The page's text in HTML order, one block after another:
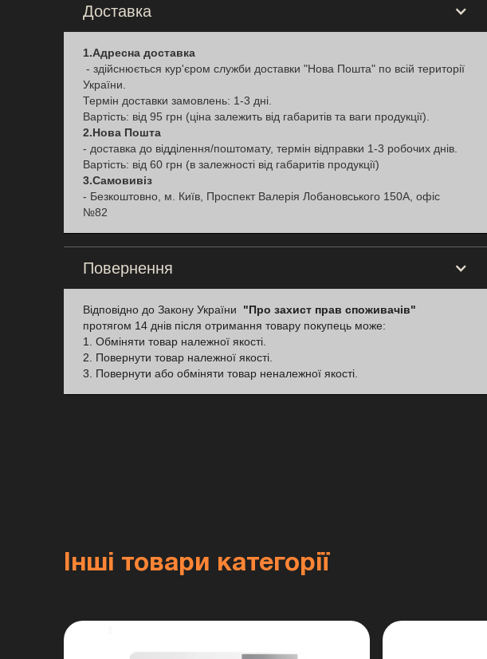
Доставка
1.Адресна доставка
- здійснюється кур'єром служби доставки "Нова Пошта" по всій території
України.
Термін доставки замовлень: 1-3 дні.
Вартість: від 95 грн (ціна залежить від габаритів та ваги продукції).
2.Нова Пошта
- доставка до відділення/поштомату, термін відправки 1-3 робочих днів.
Вартість: від 60 грн (в залежності від габаритів продукції)
3.Самовивіз
- Безкоштовно, м. Київ, Проспект Валерія Лобановського 150А, офіс
№82
Повернення
Відповідно до Закону України "Про захист прав споживачів"
протягом 14 днів після отримання товару покупець може:
1. Обміняти товар належної якості.
2. Повернути товар належної якості.
3. Повернути або обміняти товар неналежної якості.
Інші товари категорії